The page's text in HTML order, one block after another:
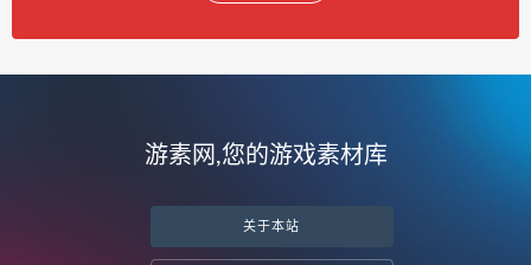
游素网,您的游戏素材库
关于本站